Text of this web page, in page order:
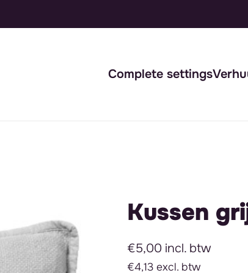
Complete settings
Kussen
€5,00 incl. btw
€4,13 excl. btw